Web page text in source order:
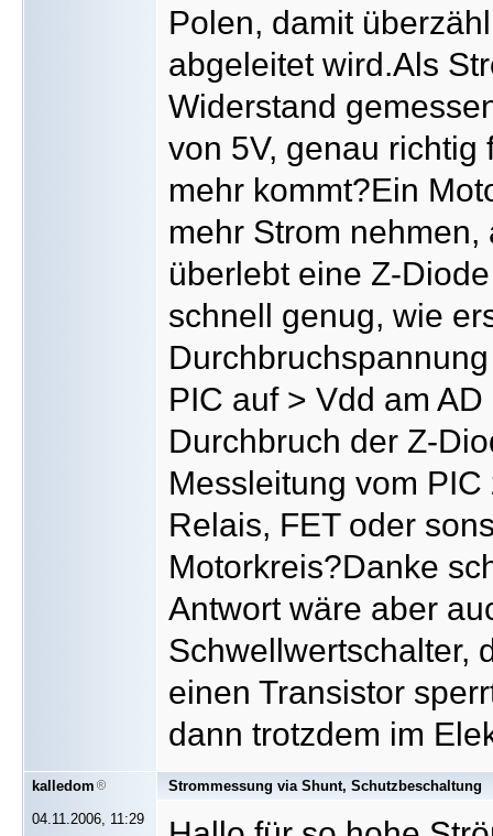
Polen, damit
abgeleitet wird.Als
Widerstand
von 5V, genau richtig
mehr kommt?Ein
mehr Strom
überlebt eine Z-
schnell genug, wie
PIC auf > Vdd am
Durchbruch der Z-
Messleitung vom
Relais, FET oder
Motorkreis?Danke
Antwort wäre aber
Schwellwertschalter,
einen Transistor
dann trotzdem im
kalledom
04.11.2006, 11:29
Strommessung via Shunt, Schutzbeschaltung